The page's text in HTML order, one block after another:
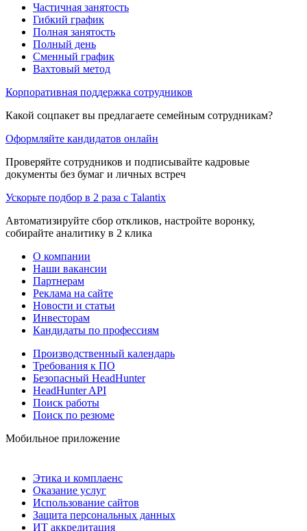
Частичная занятость
Гибкий график
Полная занятость
Полный день
Сменный график
Вахтовый метод
Корпоративная поддержка сотрудников
Какой соцпакет вы предлагаете семейным сотрудникам?
Оформляйте кандидатов онлайн
Проверяйте сотрудников и подписывайте кадровые
документы без бумаг и личных встреч
Ускорьте подбор в 2 раза с Talantix
Автоматизируйте сбор откликов, настройте воронку,
собирайте аналитику в 2 клика
О компании
Наши вакансии
Партнерам
Реклама на сайте
Новости и статьи
Инвесторам
Кандидаты по профессиям
Производственный календарь
Требования к ПО
Безопасный HeadHunter
HeadHunter API
Поиск работы
Поиск по резюме
Мобильное приложение
Этика и комплаенс
Оказание услуг
Использование сайтов
Защита персональных данных
ИТ аккредитация